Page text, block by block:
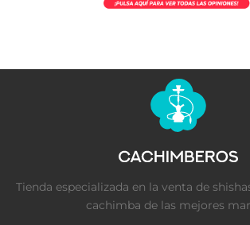
Tienda especializada en la venta de
cachimba de las mejores